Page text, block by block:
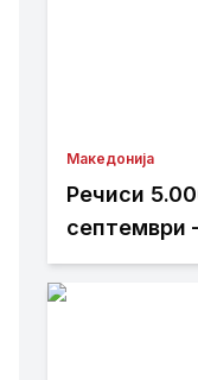
Македонија
Речиси
септември
без повеќе